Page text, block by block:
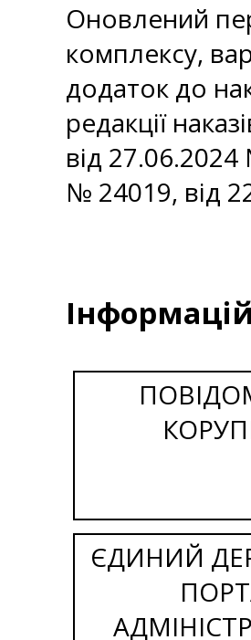
Оновлений
комплексу,
додаток до
редакції
від
№ 24019, від
ЄДИНИЙ